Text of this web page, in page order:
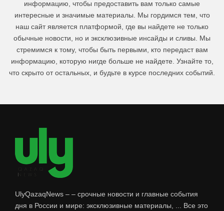
информацию, чтобы предоставить вам только самые
интересные и значимые материалы. Мы гордимся тем, что
наш сайт является платформой, где вы найдете не только
обычные новости, но и эксклюзивные инсайды и сливы. Мы
стремимся к тому, чтобы быть первыми, кто передаст вам
информацию, которую нигде больше не найдете. Узнайте то,
что скрыто от остальных, и будьте в курсе последних событий.
UlyQazaqNews – – срочные новости и главные события
дня в России и мире: эксклюзивные материалы, ... Все это